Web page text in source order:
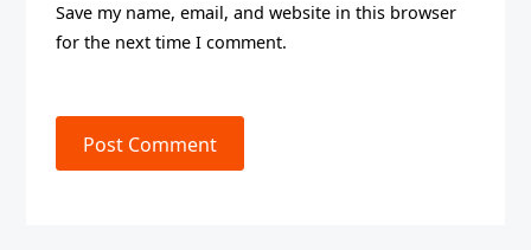
Save my name, email, and website in this browser
for the next time I comment.
Post Comment